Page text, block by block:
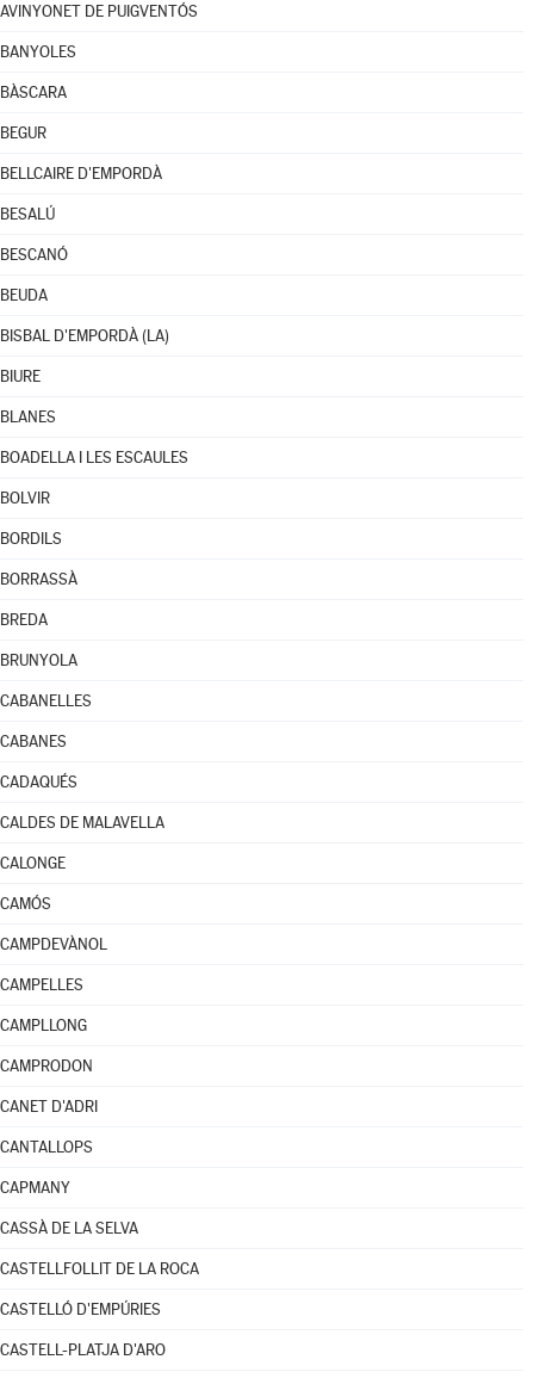
AVINYONET DE PUIGVENTÓS
BANYOLES
BÀSCARA
BEGUR
BELLCAIRE D'EMPORDÀ
BESALÚ
BESCANÓ
BEUDA
BISBAL D'EMPORDÀ (LA)
BIURE
BLANES
BOADELLA I LES ESCAULES
BOLVIR
BORDILS
BORRASSÀ
BREDA
BRUNYOLA
CABANELLES
CABANES
CADAQUÉS
CALDES DE MALAVELLA
CALONGE
CAMÓS
CAMPDEVÀNOL
CAMPELLES
CAMPLLONG
CAMPRODON
CANET D'ADRI
CANTALLOPS
CAPMANY
CASSÀ DE LA SELVA
CASTELLFOLLIT DE LA ROCA
CASTELLÓ D'EMPÚRIES
CASTELL-PLATJA D'ARO